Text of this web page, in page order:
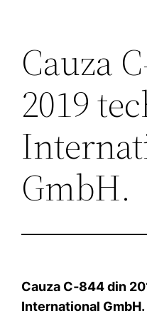
Cauza
2019
GmbH.
Cauza C‑844 din
International GmbH.